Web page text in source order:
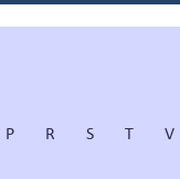
P R S T V